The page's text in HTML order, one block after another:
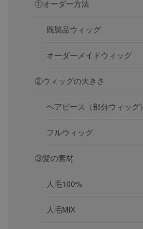
①オーダー方法
既製品ウィッグ
オーダーメイドウィッグ
②ウィッグの大きさ
ヘアピース（部分ウィッグ）
フルウィッグ
③髪の素材
人毛100%
人毛MIX